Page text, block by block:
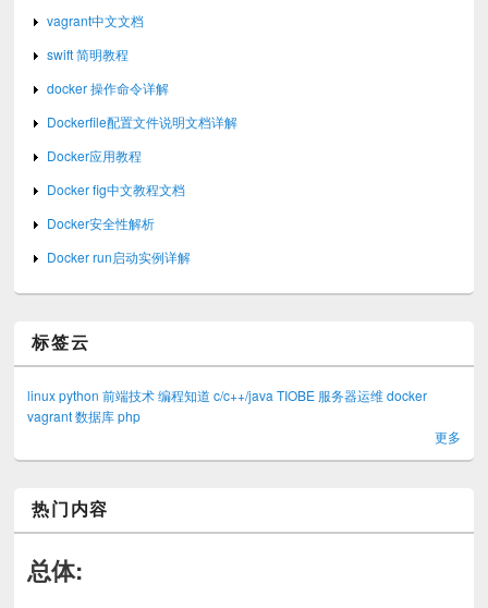
vagrant中文文档
swift 简明教程
docker 操作命令详解
Dockerfile配置文件说明文档详解
Docker应用教程
Docker fig中文教程文档
Docker安全性解析
Docker run启动实例详解
标签云
linux python 前端技术 编程知道 c/c++/java TIOBE 服务器运维 docker
vagrant 数据库 php
更多
热门内容
总体: